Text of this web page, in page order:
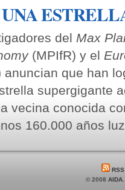
del Max
(MPIfR) y el
anuncian que han
supergigante
vecina conocida
160.000 años
RSS
© 2008 AIDA